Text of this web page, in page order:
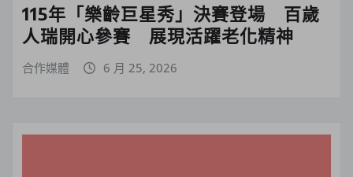
115年「樂齡巨星秀」決賽登場 百歲
人瑞開心參賽 展現活躍老化精神
合作媒體 6 月 25, 2026